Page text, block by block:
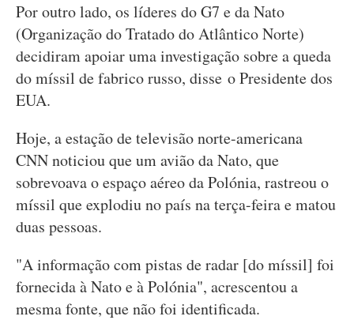
Por outro lado, os líderes do G7 e da Nato
(Organização do Tratado do Atlântico Norte)
decidiram apoiar uma investigação sobre a queda
do míssil de fabrico russo, disse o Presidente dos
EUA.
Hoje, a estação de televisão norte-americana
CNN noticiou que um avião da Nato, que
sobrevoava o espaço aéreo da Polónia, rastreou o
míssil que explodiu no país na terça-feira e matou
duas pessoas.
"A informação com pistas de radar [do míssil] foi
fornecida à Nato e à Polónia", acrescentou a
mesma fonte, que não foi identificada.